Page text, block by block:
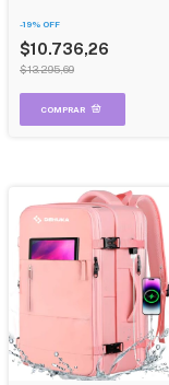
-19% OFF
$10.736,26
$13.295,69